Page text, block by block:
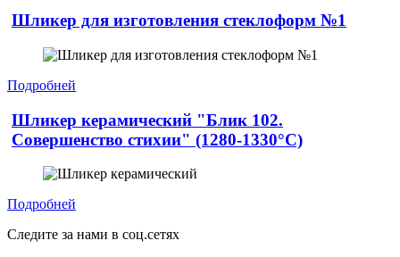
Шликер для изготовления стеклоформ №1
Подробней
Шликер керамический "Блик 102.
Совершенство стихии" (1280-1330°С)
Подробней
Следите за нами в соц.сетях